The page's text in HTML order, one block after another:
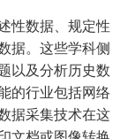
性数据、规定性
据。这些学科侧
以及分析历史数
的行业包括网络
据采集技术在这